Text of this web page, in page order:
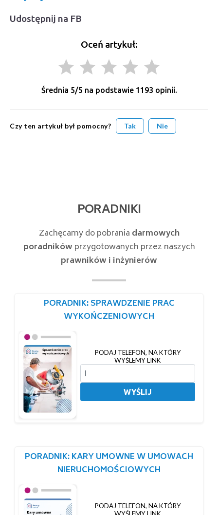
Udostępnij na FB
Oceń artykuł:
grade grade grade grade grade
Średnia 5/5 na podstawie 1193 opinii.
Czy ten artykuł był pomocny? Tak Nie
PORADNIKI
Zachęcamy do pobrania darmowych
poradników przygotowanych przez naszych
prawników i inżynierów
PORADNIK: SPRAWDZENIE PRAC
WYKOŃCZENIOWYCH
PODAJ TELEFON, NA KTÓRY
WYŚLEMY LINK
WYŚLIJ
PORADNIK: KARY UMOWNE W UMOWACH
NIERUCHOMOŚCIOWYCH
PODAJ TELEFON, NA KTÓRY
WYŚLEMY LINK